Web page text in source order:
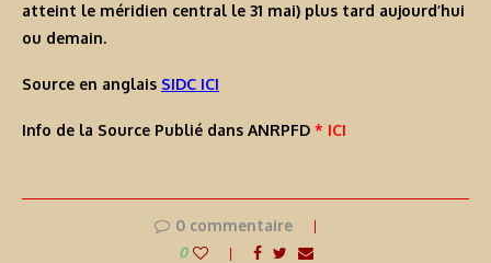
atteint le méridien central le 31 mai) plus tard aujourd’hui
ou demain.
Source en anglais SIDC ICI
Info de la Source Publié dans ANRPFD * ICI
0 commentaire
0